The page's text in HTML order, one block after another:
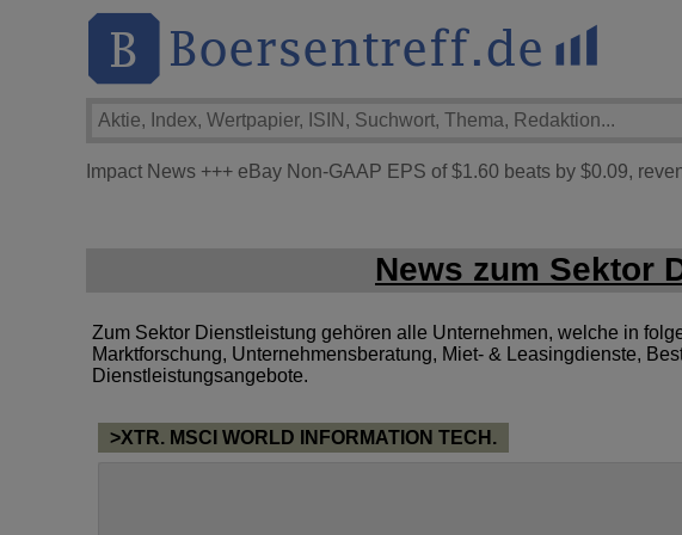
Impact News +++ eBay Non-GAAP EPS of $1.60 beats by $0.09,
News zum Sektor
Zum Sektor Dienstleistung gehören alle Unternehmen, welche in
Marktforschung, Unternehmensberatung, Miet- & Leasingdienste,
Dienstleistungsangebote.
>XTR. MSCI WORLD INFORMATION TECH.